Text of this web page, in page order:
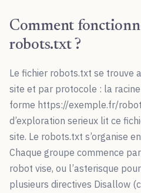
Comment
robots.txt ?
Le fichier robots.txt se trouve
site et par protocole : la
forme https://exemple.fr/
d’exploration serieux lit ce
site. Le robots.txt s’organise
Chaque groupe commence
robot vise, ou l’asterisque
plusieurs directives Disallow